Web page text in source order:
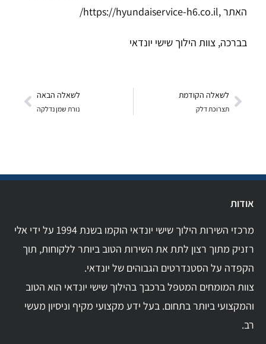
האתר ,https://hyundaiservice-h6.co.il/
בברכה, צוות הילוך שישי יונדאי
לשאלה הקודמת
תצרוכת דלק
לשאלה הבאה
נורת שמן נדלקה
אודות
מרכזי השירות הילוך שישי יונדאי הוקמו בשנת 1994 על ידי אלי
רזניק מתוך רצון לתת את השירות הטוב ביותר ללקוחות, תוך
הקפדה על הסטנדרטים הגבוהים של יונדאי.
צוות המומחים המטפל ברכבך בהילוך שישי יונדאי הוא הטוב
והמקצועי ביותר בתחום. בעל ידע מקצועי מקיף וניסיון מעשי
רב.